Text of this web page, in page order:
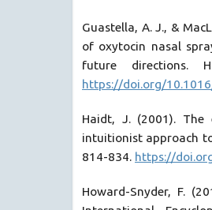
Guastella, A. J., &
of oxytocin nasal
future directions.
https://doi.org/
Haidt, J. (2001).
intuitionist approach
814-834. https://
Howard-Snyder, F.